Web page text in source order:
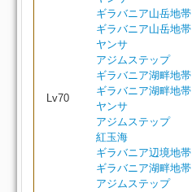
Lv70
ギラバニア山岳地帯
ギラバニア山岳地帯
ヤンサ
アジムステップ
ギラバニア湖畔地帯
ギラバニア湖畔地帯
ヤンサ
アジムステップ
紅玉海
ギラバニア辺境地帯
ギラバニア湖畔地帯
アジムステップ